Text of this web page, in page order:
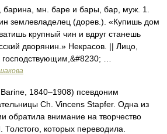
мн. баре и бары, бар, муж. 1.
землевладелец (дорев.). «Купишь дом
крупный чин и вдруг станешь
дворянин.» Некрасов. || Лицо,
…
1840–1908) псевдоним
Ch. Vincens Stapfer. Одна из
обратила внимание на творчество
которых переводила.